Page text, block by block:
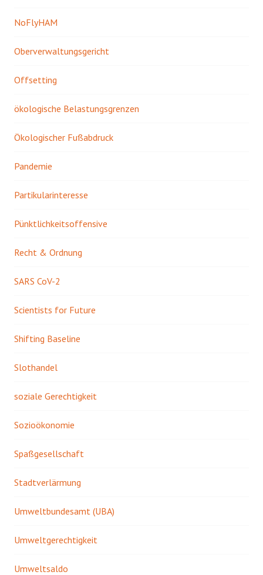
NoFlyHAM
Oberverwaltungsgericht
Offsetting
ökologische Belastungsgrenzen
Ökologischer Fußabdruck
Pandemie
Partikularinteresse
Pünktlichkeitsoffensive
Recht & Ordnung
SARS CoV-2
Scientists for Future
Shifting Baseline
Slothandel
soziale Gerechtigkeit
Sozioökonomie
Spaßgesellschaft
Stadtverlärmung
Umweltbundesamt (UBA)
Umweltgerechtigkeit
Umweltsaldo